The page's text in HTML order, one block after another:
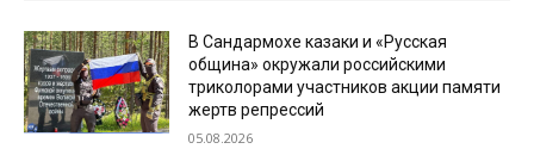
В Сандармохе казаки и «Русская
община» окружали российскими
триколорами участников акции памяти
жертв репрессий
05.08.2026